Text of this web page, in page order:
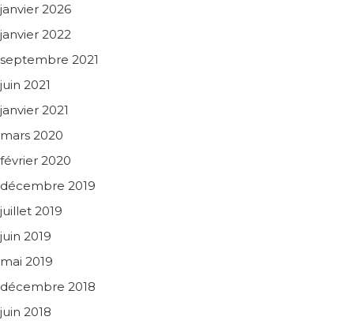
janvier 2026
janvier 2022
septembre 2021
juin 2021
janvier 2021
mars 2020
février 2020
décembre 2019
juillet 2019
juin 2019
mai 2019
décembre 2018
juin 2018